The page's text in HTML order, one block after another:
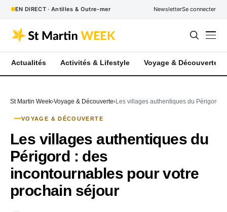
EN DIRECT · Antilles & Outre-mer NewsletterSe connecter
Actualités Activités & Lifestyle Voyage & Découverte
St Martin Week Voyage & Découverte Les villages authentiques du Périgord :
VOYAGE & DÉCOUVERTE
Les villages authentiques du
Périgord : des
incontournables pour votre
prochain séjour